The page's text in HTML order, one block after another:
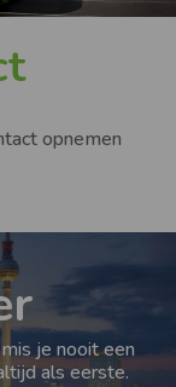
opnemen
je nooit een
als eerste.